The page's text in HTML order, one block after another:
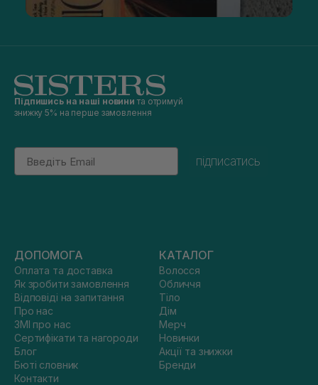
Підпишись на наші новини та отримуй
знижку 5% на перше замовлення
Email
підписатись
ДОПОМОГА
Оплата та доставка
Як зробити замовлення
Відповіді на запитання
Про нас
ЗМІ про нас
Сертифікати та нагороди
Блог
Бюті словник
Контакти
КАТАЛОГ
Волосся
Обличчя
Тіло
Дім
Мерч
Новинки
Акції та знижки
Бренди